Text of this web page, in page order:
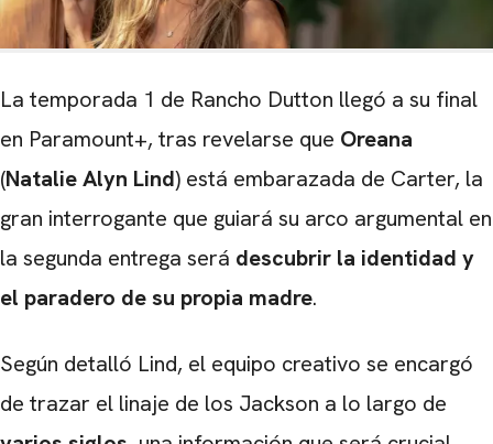
La temporada 1 de Rancho Dutton llegó a su final
en Paramount+, tras revelarse que Oreana
(Natalie Alyn Lind) está embarazada de Carter, la
gran interrogante que guiará su arco argumental en
la segunda entrega será descubrir la identidad y
el paradero de su propia madre.
Según detalló Lind, el equipo creativo se encargó
de trazar el linaje de los Jackson a lo largo de